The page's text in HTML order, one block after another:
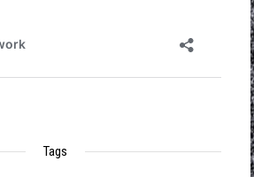
Tags